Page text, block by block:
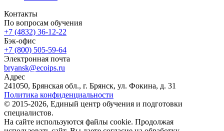
Контакты
По вопросам обучения
+7 (4832) 36-12-22
Бэк-офис
+7 (800) 505-59-64
Электронная почта
bryansk@ecoips.ru
Адрес
241050, Брянская обл., г. Брянск, ул. Фокина, д. 31
Политика конфиденциальности
© 2015-2026, Единый центр обучения и подготовки
специалистов.
На сайте используются файлы cookie. Продолжая